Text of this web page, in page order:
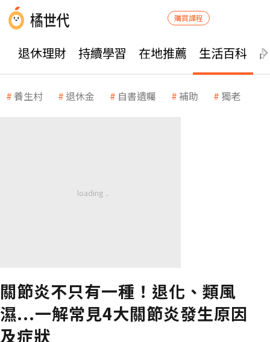
購買課程
退休理財 持續學習 在地推薦 生活百科
養生村 退休金 自書遺囑 補助 獨老
關節炎不只有一種！退化、類風
濕...一解常見4大關節炎發生原因
及症狀